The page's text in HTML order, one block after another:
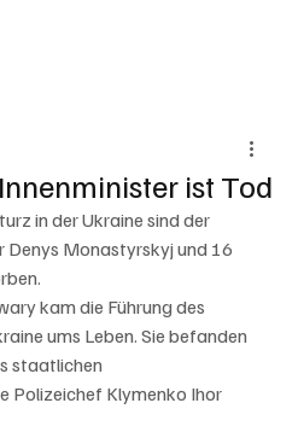
ist Tod
in der Ukraine sind der
Denys Monastyrskyj und 16
kam die Führung des
ums Leben. Sie befanden
staatlichen
Polizeichef Klymenko Ihor